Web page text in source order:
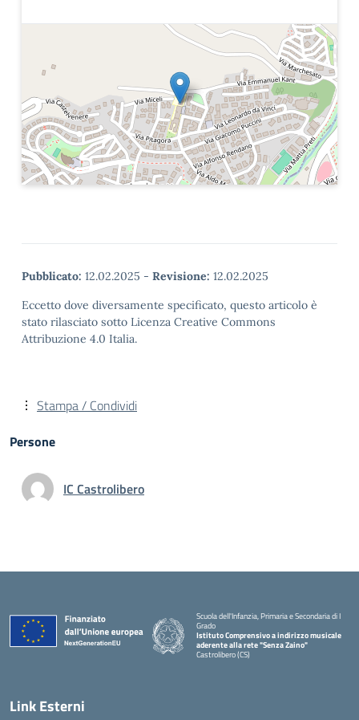
Pubblicato: 12.02.2025 - Revisione: 12.02.2025
Eccetto dove diversamente specificato, questo articolo è
stato rilasciato sotto Licenza Creative Commons
Attribuzione 4.0 Italia.
Stampa / Condividi
Persone
IC Castrolibero
Scuola dell'Infanzia, Primaria e Secondaria di I
Grado
Istituto Comprensivo a indirizzo musicale
aderente alla rete "Senza Zaino"
Castrolibero (CS)
Link Esterni